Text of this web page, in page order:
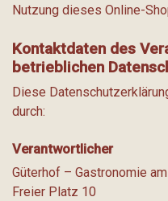
Nutzung dieses Online-
Kontaktdaten des
betrieblichen
Diese
durch:
Verantwortlicher
Güterhof – Gastronomie
Freier Platz 10